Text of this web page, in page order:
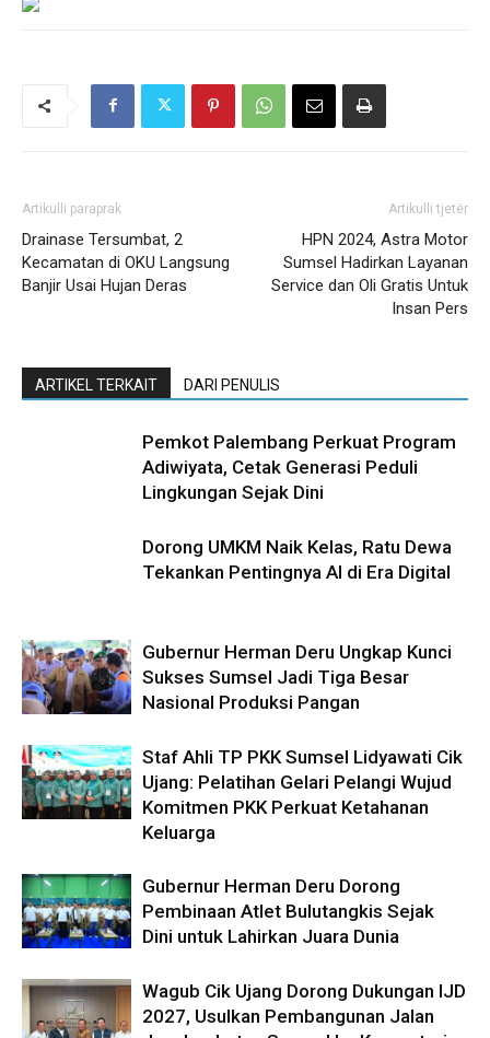
Artikulli paraprak
Drainase Tersumbat, 2
Kecamatan di OKU Langsung
Banjir Usai Hujan Deras
Artikulli tjetër
HPN 2024, Astra Motor
Sumsel Hadirkan Layanan
Service dan Oli Gratis Untuk
Insan Pers
ARTIKEL TERKAIT DARI PENULIS
Pemkot Palembang Perkuat Program
Adiwiyata, Cetak Generasi Peduli
Lingkungan Sejak Dini
Dorong UMKM Naik Kelas, Ratu Dewa
Tekankan Pentingnya AI di Era Digital
Gubernur Herman Deru Ungkap Kunci
Sukses Sumsel Jadi Tiga Besar
Nasional Produksi Pangan
Staf Ahli TP PKK Sumsel Lidyawati Cik
Ujang: Pelatihan Gelari Pelangi Wujud
Komitmen PKK Perkuat Ketahanan
Keluarga
Gubernur Herman Deru Dorong
Pembinaan Atlet Bulutangkis Sejak
Dini untuk Lahirkan Juara Dunia
Wagub Cik Ujang Dorong Dukungan IJD
2027, Usulkan Pembangunan Jalan